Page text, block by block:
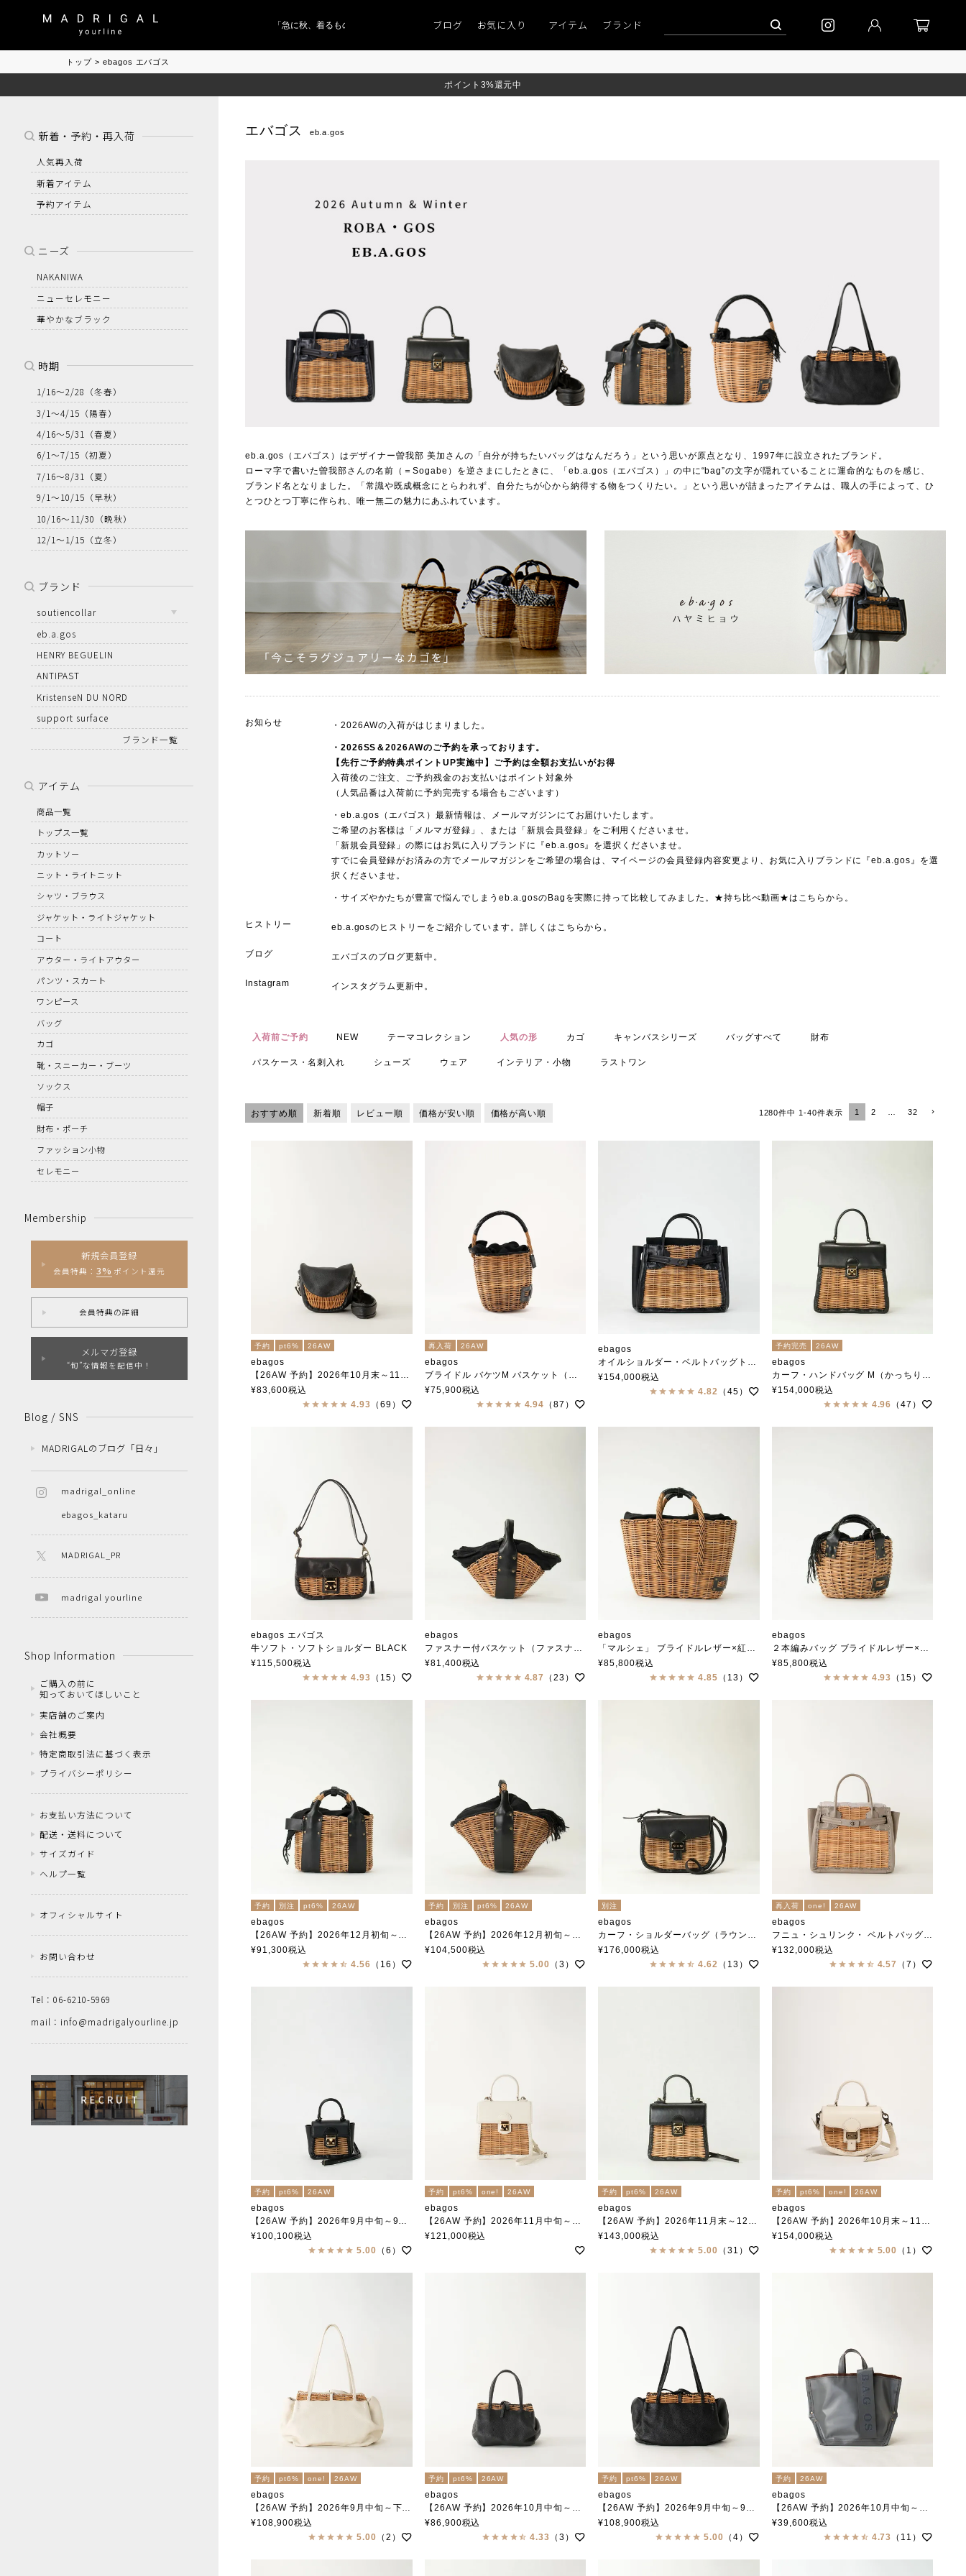
「急に秋、着るものがない」 「キレイなニット」 ポイント9％「マンスリーポイントキャンペーン」 予約│「エッグジャケット GREY」
ブログ お気に入り アイテム ブランド
トップ ebagos エバゴス
ポイント3%還元中
エバゴス eb.a.gos
eb.a.gos（エバゴス）はデザイナー曽我部 美加さんの「自分が持ちたいバッグはなんだろう」という思いが原点となり、1997年に設立されたブランド。
ローマ字で書いた曽我部さんの名前（＝Sogabe）を逆さまにしたときに、「eb.a.gos（エバゴス）」の中に“bag”の文字が隠れていることに運命的なものを感じ、
ブランド名となりました。「常識や既成概念にとらわれず、自分たちが心から納得する物をつくりたい。」という思いが詰まったアイテムは、職人の手によって、ひ
とつひとつ丁寧に作られ、唯一無二の魅力にあふれています。
お知らせ ・2026AWの入荷がはじまりました。
・2026SS＆2026AWのご予約を承っております。
【先行ご予約特典ポイントUP実施中】ご予約は全額お支払いがお得
入荷後のご注文、ご予約残金のお支払いはポイント対象外
（人気品番は入荷前に予約完売する場合もございます）
・eb.a.gos（エバゴス）最新情報は、メールマガジンにてお届けいたします。
ご希望のお客様は「 メルマガ登録 」、または「新規会員登録 」をご利用くださいませ。
「新規会員登録」の際にはお気に入りブランドに『eb.a.gos』を選択くださいませ。
すでに会員登録がお済みの方でメールマガジンをご希望の場合は、マイページの会員登録内容変更より、お気に入りブランドに『eb.a.gos』を選
択くださいませ。
・サイズやかたちが豊富で悩んでしまうeb.a.gosのBagを実際に持って比較してみました。★持ち比べ動画★は こちらから。
ヒストリー eb.a.gosのヒストリーをご紹介しています。詳しくは こちらから。
ブログ エバゴスのブログ更新中。
Instagram インスタグラム更新中。
入荷前ご予約 NEW テーマコレクション 人気の形 カゴ キャンバスシリーズ バッグすべて 財布
パスケース・名刺入れ シューズ ウェア インテリア・小物 ラストワン
おすすめ順 新着順 レビュー順 価格が安い順 価格が高い順 1280件中 1-40件表示 1 2 32
予約 pt6% 26AW
ebagos
【26AW 予約】2026年10月末～11月中旬頃入荷予定
フニュ シュリンク・ボディバッグＳ (マロングラッセ）
籐ポケ付きショルダー BLACK
¥83,600税込
4.93 （69）
再入荷 26AW
ebagos
ブライドル バケツM バスケット（ミニバーキン）BLACK
エバゴス
¥75,900税込
4.94 （87）
ebagos
オイルショルダー・ベルトバッグトート型 BLACK（スタイリストバッグ）
エバゴス
¥154,000税込
4.82 （45）
予約完売 26AW
ebagos
カーフ・ハンドバッグ M（かっちりバッグ/カーフケリー）カーフレザー×紅籐 BLACK
エバゴス
¥154,000税込
4.96 （47）
ebagos エバゴス
牛ソフト・ソフトショルダー BLACK
エバゴス
¥115,500税込
4.93 （15）
ebagos
ファスナー付バスケット（ファスナー付き1本手）オイルショルダー BLACK
エバゴス
¥81,400税込
4.87
（23）
ebagos
「マルシェ」 ブライドルレザー×紅籐（リネン被せ） BLACK（定番トート）
エバゴス
¥85,800税込
4.85 （13）
ebagos
２本編みバッグ ブライドルレザー×紅籐 BLACK （2本編みM）
エバゴス
¥85,800税込
4.93 （15）
予約 別注 pt6% 26AW
ebagos
【26AW 予約】2026年12月初旬～中旬頃入荷予定
オイルショルダーミニ 紅籐 BLACK
¥91,300税込
4.56 （16）
予約 別注 pt6% 26AW
ebagos
【26AW 予約】2026年12月初旬～中旬頃入荷予定
1本手 オイルショルダー 紅籐 BLACK
¥104,500税込
5.00 （3）
別注
ebagos
カーフ・ショルダーバッグ（ラウンドショルダー） BLACK
エバゴス
¥176,000税込
4.62
（13）
再入荷 one! 26AW
ebagos
フニュ・シュリンク・ ベルトバッグ（スタイリストバッグ） SAND
エバゴス
¥132,000税込
4.57
（7）
予約 pt6% 26AW
ebagos
【26AW 予約】2026年9月中旬～9月下旬頃入荷予定
カーフ・ハンドバッグ SS（かっちりバッグプティ）カーフレザー×紅籐 BLACK
¥100,100税込
5.00 （6）
予約 pt6% one! 26AW
ebagos
【26AW 予約】2026年11月中旬～11月下旬頃入荷予定
フニュシュリンク ハンドバッグ Ｓ（かっちりバッグ ミニ) IVORY
¥121,000税込
予約 pt6% 26AW
ebagos
【26AW 予約】2026年11月末～12月中旬頃入荷予定
カーフ・ハンドバッグ S（かっちりバッグミニ/カーフケリーミニ）カーフレザー×紅籐 BLACK
¥143,000税込
5.00 （31）
予約 pt6% one! 26AW
ebagos
【26AW 予約】2026年10月末～11月中旬頃入荷予定
フニュシュリンク ラウンドハンドバッグ IVORY
¥154,000税込
5.00 （1）
予約 pt6% one! 26AW
ebagos
【26AW 予約】2026年9月中旬～下旬頃入荷予定
フニュ・シュリンク グレートグラニー IVORY
¥108,900税込
5.00 （2）
予約 pt6% 26AW
ebagos
【26AW 予約】2026年10月中旬～10月下旬頃入荷予定
フニュシュリンク グラニーバッグ BLACK
¥86,900税込
4.33 （3）
予約 pt6% 26AW
ebagos
【26AW 予約】2026年9月中旬～9月下旬頃入荷予定
フニュ・シュリンク グレートグラニー BLACK
¥108,900税込
5.00 （4）
予約 26AW
ebagos
【26AW 予約】2026年10月中旬～下旬頃入荷予定
PVC Y字トート Mサイズ GREY
¥39,600税込
4.73 （11）
新着・予約・再入荷
人気再入荷
新着アイテム
予約アイテム
ニーズ
NAKANIWA
ニューセレモニー
華やかなブラック
時期
1/16～2/28 （冬春）
3/1～4/15 （陽春）
4/16～5/31
（春夏）
6/1～7/15 （初夏）
7/16～8/31
（夏）
9/1～10/15 （早秋）
10/16～11/30 （晩秋）
12/1～1/15 （立冬）
ブランド
soutiencollar
eb.a.gos
HENRY BEGUELIN
ANTIPAST
KristenseN DU NORD
support surface
ブランド一覧
アイテム
商品一覧
トップス一覧
カットソー
ニット・ライトニット
シャツ・ブラウス
ジャケット・ライトジャケット
コート
アウター・ライトアウター
パンツ・スカート
ワンピース
バッグ
カゴ
靴・スニーカー・ブーツ
ソックス
帽子
財布・ポーチ
ファッション小物
セレモニー
Membership
新規会員登録
会員特典： 3% ポイント還元
会員特典の詳細
メルマガ登録
“旬”な情報を配信中！
Blog / SNS
MADRIGALのブログ「日々」
madrigal_online
ebagos_kataru
MADRIGAL_PR
madrigal yourline
Shop Information
ご購入の前に
知っておいてほしいこと
実店舗のご案内
会社概要
特定商取引法に基づく表示
プライバシーポリシー
お支払い方法について
配送・送料について
サイズガイド
ヘルプ一覧
オフィシャルサイト
お問い合わせ
Tel：06-6210-5969
mail：info@madrigalyourline.jp